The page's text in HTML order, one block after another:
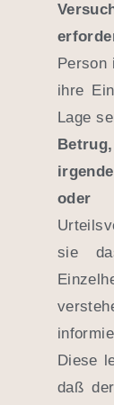
ihre
Lage
oder
sie
Diese
daß